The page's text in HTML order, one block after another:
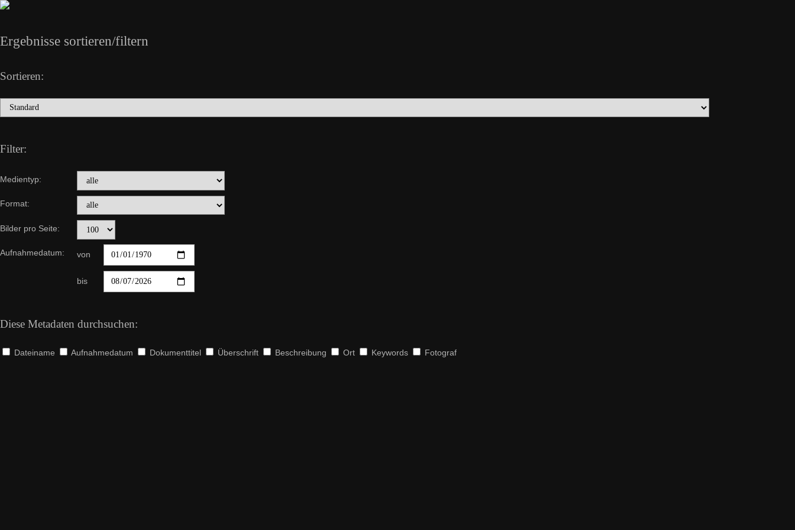
Ergebnisse sortieren/filtern
Sortieren:
Filter:
Medientyp:
Format:
Bilder pro Seite:
Aufnahmedatum: von
bis
Diese Metadaten durchsuchen:
Dateiname Aufnahmedatum Dokumenttitel Überschrift Beschreibung Ort Keywords Fotograf